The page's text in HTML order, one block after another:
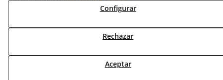
© 08/2026 C.A.R. Vinicolas Reunidas, S.A. - Todos los
derechos reservados.
Configurar
Rechazar
Aceptar